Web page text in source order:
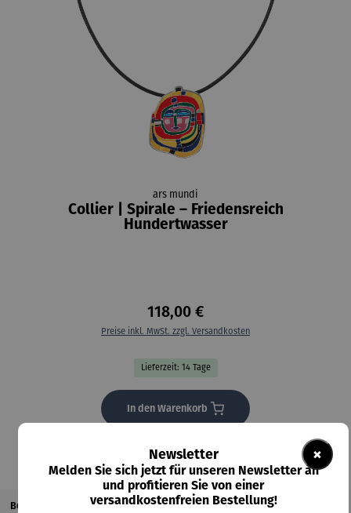
ars mundi
Collier | Spirale – Friedensreich
Hundertwasser
118,00 €
Preise inkl. MwSt. zzgl. Versandkosten
Lieferzeit: 14 Tage
In den Warenkorb
Beschreibung
×
Newsletter
Melden Sie sich jetzt für unseren Newsletter an
und profitieren Sie von einer
versandkostenfreien Bestellung!